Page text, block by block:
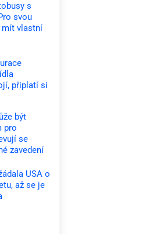
s
svou
mít vlastní
připlatí si
být
pro
se
zavedení
USA o
až se je